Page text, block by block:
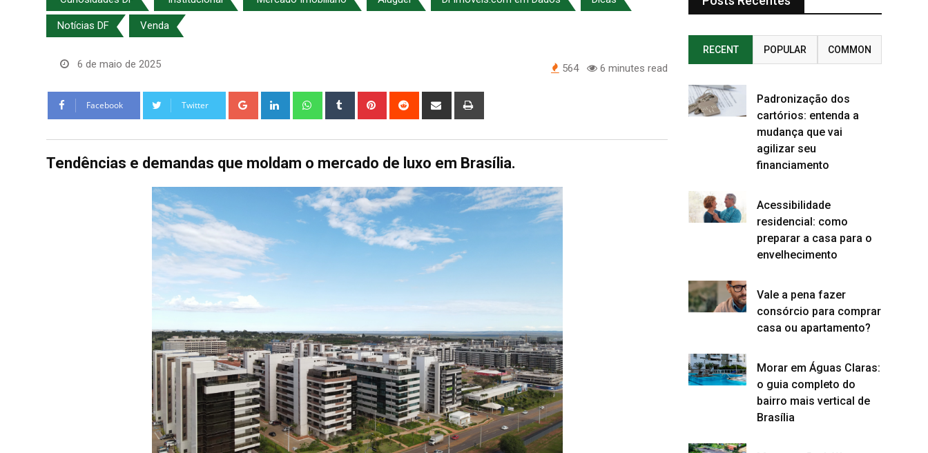
Notícias DF Venda
6 de maio de 2025 564 6 minutes read
Facebook Twitter Google+ LinkedIn WhatsappTumblr Pinterest Reddit
Share
Tendências e demandas que moldam o mercado de luxo em Brasília.
RECENT POPULAR COMMON
Padronização dos
cartórios: entenda a
mudança que vai
agilizar seu
financiamento
Acessibilidade
residencial: como
preparar a casa para o
envelhecimento
Vale a pena fazer
consórcio para comprar
casa ou apartamento?
Morar em Águas Claras:
o guia completo do
bairro mais vertical de
Brasília